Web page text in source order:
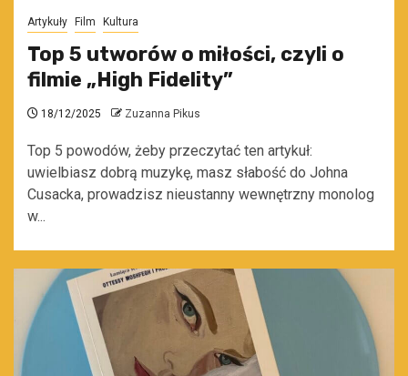
Artykuły Film Kultura
Top 5 utworów o miłości, czyli o
filmie „High Fidelity”
18/12/2025 Zuzanna Pikus
Top 5 powodów, żeby przeczytać ten artykuł:
uwielbiasz dobrą muzykę, masz słabość do Johna
Cusacka, prowadzisz nieustanny wewnętrzny monolog
w...